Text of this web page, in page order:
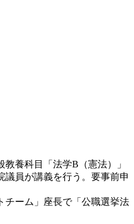
養科目「法学B（憲法）」
員が講義を行う。要事前申
チーム」座長で「公職選挙法